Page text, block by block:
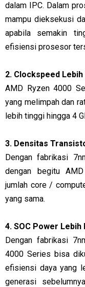
dalam IPC. Dalam
mampu dieksekusi
apabila semakin
efisiensi prosesor
2. Clockspeed
AMD Ryzen 4000
yang melimpah dan
lebih tinggi hingga 4
3. Densitas
Dengan fabrikasi
dengan begitu
jumlah core /
yang sama.
4. SOC Power Lebih
Dengan fabrikasi
4000 Series bisa
efisiensi daya yang
generasi